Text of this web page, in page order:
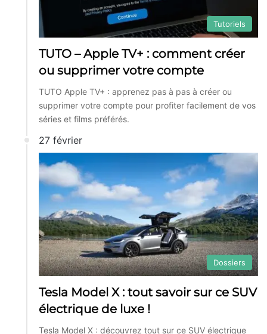
Tutoriels
TUTO – Apple TV+ : comment créer
ou supprimer votre compte
TUTO Apple TV+ : apprenez pas à pas à créer ou
supprimer votre compte pour profiter facilement de vos
séries et films préférés.
27 février
Dossiers
Tesla Model X : tout savoir sur ce SUV
électrique de luxe !
Tesla Model X : découvrez tout sur ce SUV électrique